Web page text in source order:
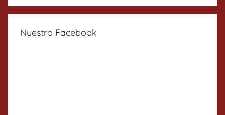
Nuestro Facebook